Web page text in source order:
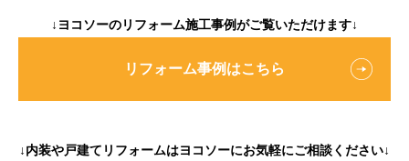
↓ヨコソーのリフォーム施工事例がご覧いただけます↓
リフォーム事例はこちら
↓内装や戸建てリフォームはヨコソーにお気軽にご相談ください↓